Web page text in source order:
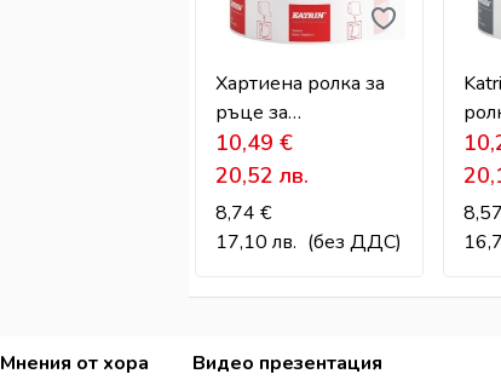
Хартиена ролка за
ръце за
диспенсъри с
гилотина Katrin –
200 м
10,49€
20,52лв.
8,74€
17,10лв. (без ДДС)
8,57
Мнения от хора Видео презентация